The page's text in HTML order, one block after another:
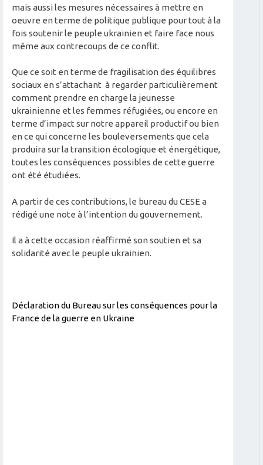
mais aussi les mesures nécessaires à mettre en
oeuvre en terme de politique publique pour tout à la
fois soutenir le peuple ukrainien et faire face nous
même aux contrecoups de ce conflit.
Que ce soit en terme de fragilisation des équilibres
sociaux en s’attachant à regarder particulièrement
comment prendre en charge la jeunesse
ukrainienne et les femmes réfugiées, ou encore en
terme d’impact sur notre appareil productif ou bien
en ce qui concerne les bouleversements que cela
produira sur la transition écologique et énergétique,
toutes les conséquences possibles de cette guerre
ont été étudiées.
A partir de ces contributions, le bureau du CESE a
rédigé une note à l’intention du gouvernement.
Il a à cette occasion réaffirmé son soutien et sa
solidarité avec le peuple ukrainien.
Déclaration du Bureau sur les conséquences pour la
France de la guerre en Ukraine